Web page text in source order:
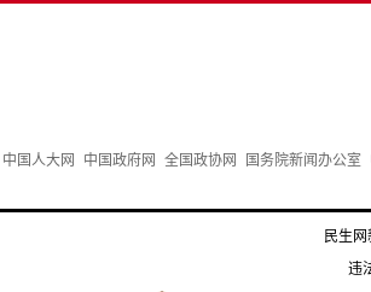
中国人大网 中国政府网 全国政协网 国务院新闻办公室
民生
违